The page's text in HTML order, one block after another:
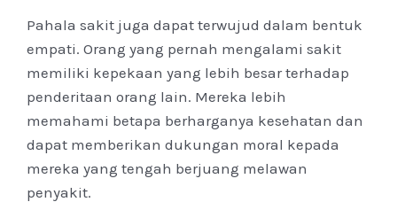
Pahala sakit juga dapat terwujud dalam bentuk
empati. Orang yang pernah mengalami sakit
memiliki kepekaan yang lebih besar terhadap
penderitaan orang lain. Mereka lebih
memahami betapa berharganya kesehatan dan
dapat memberikan dukungan moral kepada
mereka yang tengah berjuang melawan
penyakit.